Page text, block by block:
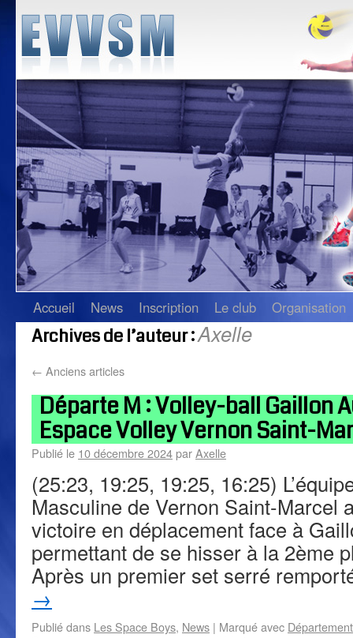
Accueil News Inscription Le club Organisation
Archives de l’auteur :Axelle
← Anciens articles
Départe M : Volley-ball Gaillon
Espace Volley Vernon Saint-
Publié le 10 décembre 2024parAxelle
(25:23, 19:25, 19:25, 16:25)
Masculine de Vernon Saint-Marcel
victoire en déplacement face à
permettant de se hisser à la 2ème
Après un premier set serré
→
Publié dans Les Space Boys, News | Marqué avec